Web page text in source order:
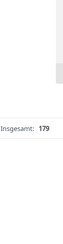
Insgesamt: 179